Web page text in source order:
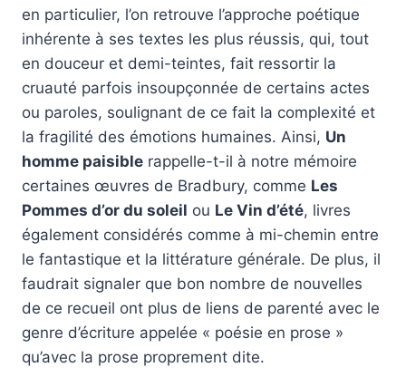
en particulier, l’on retrouve l’approche poétique
inhérente à ses textes les plus réussis, qui, tout
en douceur et demi-teintes, fait ressortir la
cruauté parfois insoupçonnée de certains actes
ou paroles, soulignant de ce fait la complexité et
la fragilité des émotions humaines. Ainsi, Un
homme paisible rappelle-t-il à notre mémoire
certaines œuvres de Bradbury, comme Les
Pommes d’or du soleil ou Le Vin d’été, livres
également considérés comme à mi-chemin entre
le fantastique et la littérature générale. De plus, il
faudrait signaler que bon nombre de nouvelles
de ce recueil ont plus de liens de parenté avec le
genre d’écriture appelée « poésie en prose »
qu’avec la prose proprement dite.